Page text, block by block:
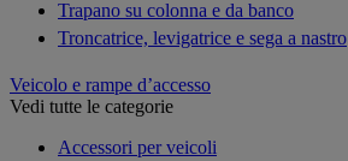
Trapano su colonna e da banco
Troncatrice, levigatrice e sega a nastro
Veicolo e rampe d’accesso
Vedi tutte le categorie
Accessori per veicoli